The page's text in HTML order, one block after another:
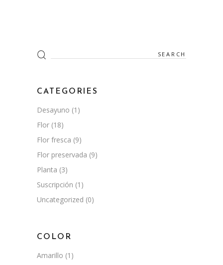
Search
for:
CATEGORIES
Desayuno (1)
Flor (18)
Flor fresca (9)
Flor preservada (9)
Planta (3)
Suscripción (1)
Uncategorized (0)
COLOR
Amarillo (1)